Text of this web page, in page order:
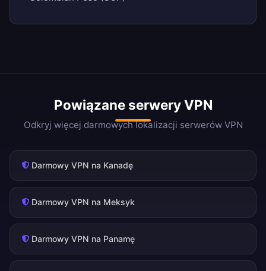
Powiązane serwery VPN
Odkryj więcej darmowych lokalizacji serwerów VPN
Darmowy VPN na Kanadę
Darmowy VPN na Meksyk
Darmowy VPN na Panamę